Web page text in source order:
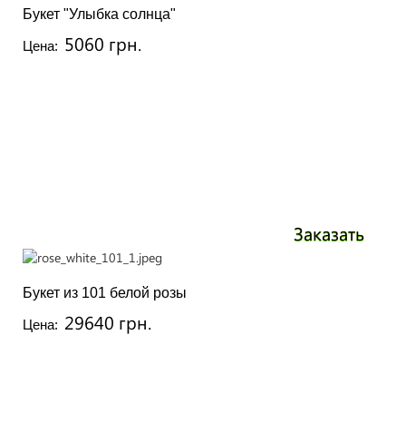
Букет "Улыбка солнца"
Цена: 5060 грн.
Заказать
Букет из 101 белой розы
Цена: 29640 грн.